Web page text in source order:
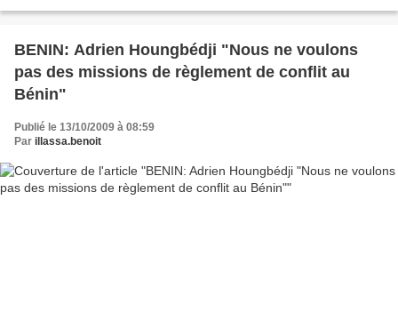
BENIN: Adrien Houngbédji "Nous ne voulons
pas des missions de règlement de conflit au
Bénin"
Publié le 13/10/2009 à 08:59
Par illassa.benoit